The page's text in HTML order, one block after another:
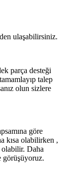
ulaşabilirsiniz.
parça desteği
talep
olun sizlere
göre
kısa olabilirken ,
olabilir. Daha
görüşüyoruz.